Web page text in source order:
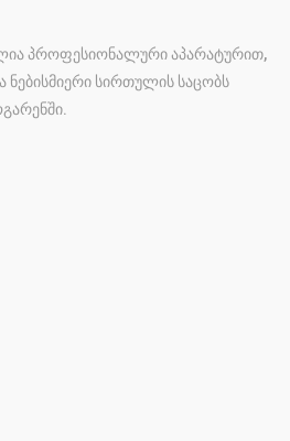
პროფესიონალური აპარატურით,
სირთულის საცობს